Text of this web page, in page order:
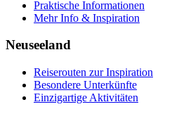
Praktische Informationen
Mehr Info & Inspiration
Neuseeland
Reiserouten zur Inspiration
Besondere Unterkünfte
Einzigartige Aktivitäten